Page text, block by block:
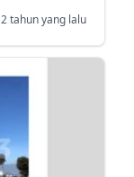
2 tahun yang lalu